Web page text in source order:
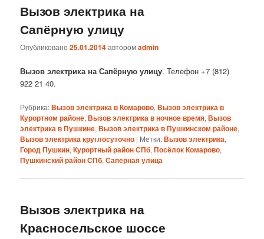
Вызов электрика на
Сапёрную улицу
Опубликовано25.01.2014авторомadmin
Вызов электрика на Сапёрную улицу. Телефон +7 (812)
922 21 40.
Рубрика:Вызов электрика в Комарово,Вызов электрика в
Курортном районе,Вызов электрика в ночное время,Вызов
электрика в Пушкине,Вызов электрика в Пушкинском районе,
Вызов электрика круглосуточно | Метки:Вызов электрика,
Город Пушкин,Курортный район СПб,Посёлок Комарово,
Пушкинский район СПб,Сапёрная улица
Вызов электрика на
Красносельское шоссе